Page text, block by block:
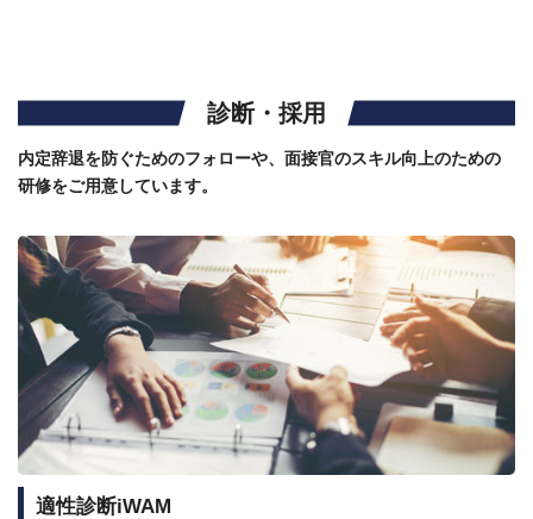
診断・採用
内定辞退を防ぐためのフォローや、面接官のスキル向上のための
研修をご用意しています。
適性診断iWAM